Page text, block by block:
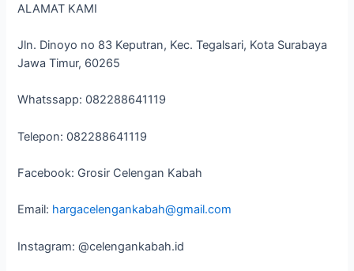
ALAMAT KAMI
Jln. Dinoyo no 83 Keputran, Kec. Tegalsari, Kota Surabaya
Jawa Timur, 60265
Whatssapp: 082288641119
Telepon: 082288641119
Facebook: Grosir Celengan Kabah
Email: hargacelengankabah@gmail.com
Instagram: @celengankabah.id